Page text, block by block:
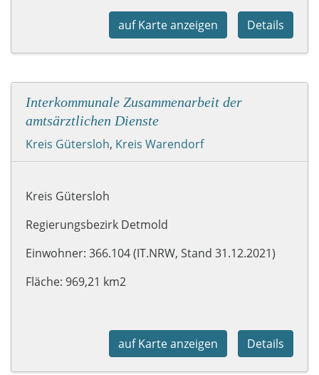
Details
auf Karte anzeigen
Interkommunale Zusammenarbeit der
amtsärztlichen Dienste
Kreis Gütersloh, Kreis Warendorf
Kreis Gütersloh
Regierungsbezirk Detmold
Einwohner: 366.104 (IT.NRW, Stand 31.12.2021)
Fläche: 969,21 km2
Details
auf Karte anzeigen